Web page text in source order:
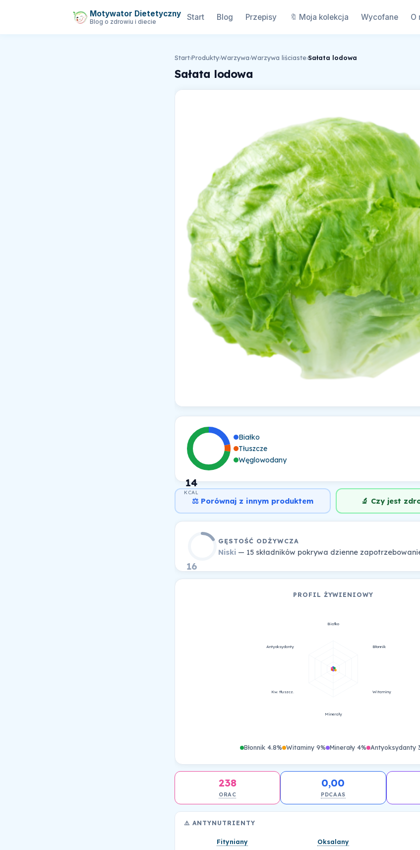
Motywator Dietetyczny
Blog o zdrowiu i diecie Start Blog Przepisy 🔖 Moja kolekcja Wycofane O
Start›Produkty›Warzywa›Warzywa liściaste›Sałata lodowa
Sałata lodowa
14
KCAL
Białko
Tłuszcze
Węglowodany
⚖️ Porównaj z innym produktem 🔬 Czy jest
16
GĘSTOŚĆ ODŻYWCZA
Niski— 15 składników pokrywa dzienne
PROFIL ŻYWIENIOWY
Białko
Błonnik
Witaminy
Minerały
Kw. tłuszcz.
Antyoksydanty
Błonnik 4.8% Witaminy 9% Minerały 4% Antyoksydanty
238
ORAC
0,00
PDCAAS
⚠️ ANTYNUTRIENTY
Fityniany Oksalany